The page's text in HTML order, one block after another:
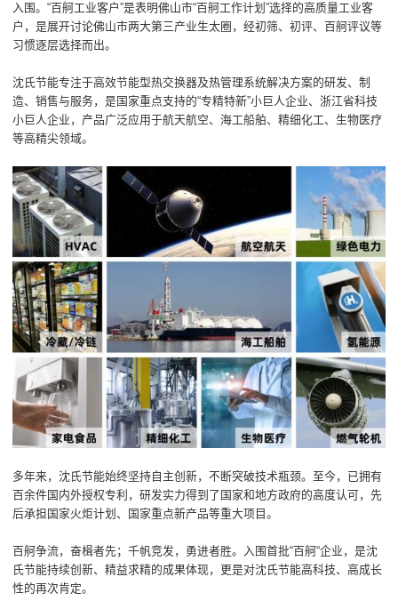
入围。“百舸工业客户”是表明佛山市“百舸工作计划”选择的高质量工业客
户，是展开讨论佛山市两大第三产业生太圈，经初筛、初评、百舸评议等
习惯逐层选择而出。
沈氏节能专注于高效节能型热交换器及热管理系统解决方案的研发、制
造、销售与服务，是国家重点支持的“专精特新”小巨人企业、浙江省科技
小巨人企业，产品广泛应用于航天航空、海工船舶、精细化工、生物医疗
等高精尖领域。
多年来，沈氏节能始终坚持自主创新，不断突破技术瓶颈。至今，已拥有
百余件国内外授权专利，研发实力得到了国家和地方政府的高度认可，先
后承担国家火炬计划、国家重点新产品等重大项目。
百舸争流，奋楫者先；千帆竞发，勇进者胜。入围首批“百舸“企业，是沈
氏节能持续创新、精益求精的成果体现，更是对沈氏节能高科技、高成长
性的再次肯定。